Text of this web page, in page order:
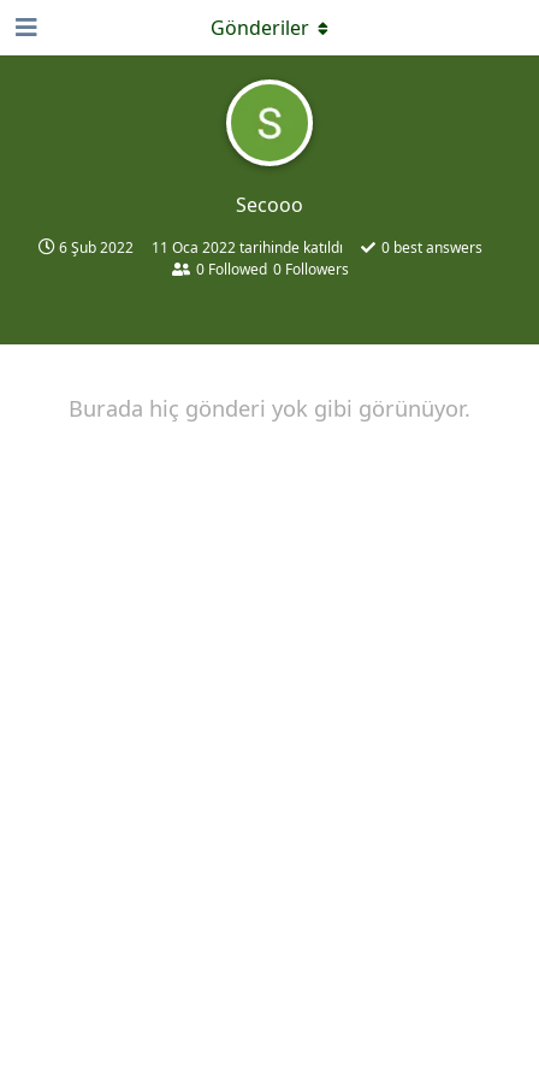
Secooo
6 Şub 2022 11 Oca 2022tarihinde katıldı 0 best answers
0 Followed 0 Followers
Gönderiler
Burada hiç gönderi yok gibi görünüyor.